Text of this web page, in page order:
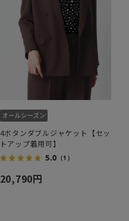
4ボタンダブルジャケット【セッ
トアップ着用可】
5.0 （1）
20,790円